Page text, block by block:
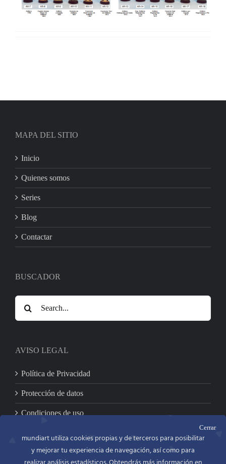
MAPA DEL SITIO
Inicio
Quienes somos
Series
Blog
Contactar
BUSCADOR
Search
for:
AVISO LEGAL
Política de Privacidad
Protección de datos
Condiciones de uso
CONTACTO
Cerrar
mundiart utiliza cookies propias y de terceros para posibilitar
y mejorar tu experiencia de navegación, así como para